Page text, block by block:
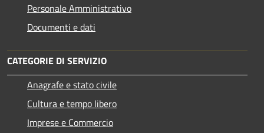
Personale Amministrativo
Documenti e dati
CATEGORIE DI SERVIZIO
Anagrafe e stato civile
Cultura e tempo libero
Imprese e Commercio